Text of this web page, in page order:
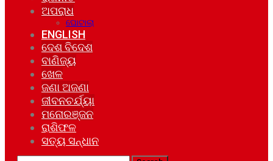
ଅପରାଧ
ଘୋଟାଲା
ENGLISH
ଦେଶ ବିଦେଶ
ବାଣିଜ୍ୟ
ଖେଳ
ଜଣା ଅଜଣା
ଜୀବନଚର୍ଯ୍ୟା
ମନୋରଞ୍ଜନ
ରାଶିଫଳ
ସତ୍ୟ ସନ୍ଧାନ